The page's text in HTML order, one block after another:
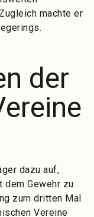
machte er
der
dazu auf,
dem Gewehr zu
zum dritten Mal
Vereine